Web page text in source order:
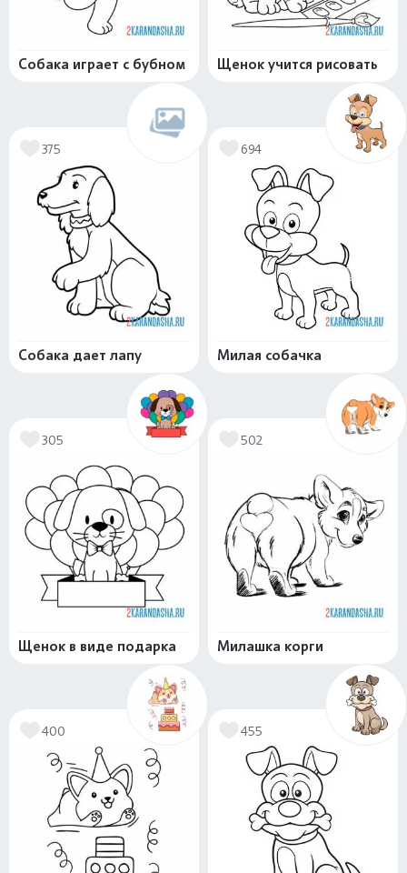
Собака играет с бубном Щенок учится рисовать
375
Собака дает лапу
694
Милая собачка
305
Щенок в виде подарка
502
Милашка корги
400 455